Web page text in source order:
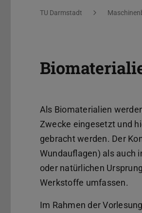
Sie befinden sich hier:
TU Darmstadt
Als Biomaterialien
Zwecke eingesetzt und
gebracht werden. Der
Wundauflagen) als auch
oder natürlichen
Werkstoffe umfassen.
Im Rahmen der